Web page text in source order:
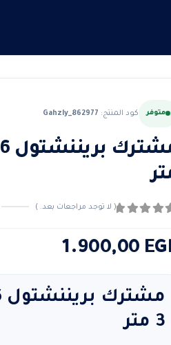
متوفر كود المنتج: Gahzly_862977
( لا توجد مراجعات بعد. )
1.900,00
3 متر